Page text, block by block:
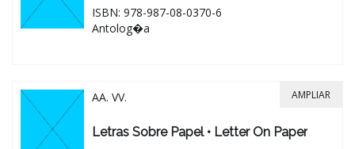
ISBN: 978-987-08-0370-6
Antolog�a
AA. VV.
Letras Sobre Papel • Letter On Paper
AMPLIAR